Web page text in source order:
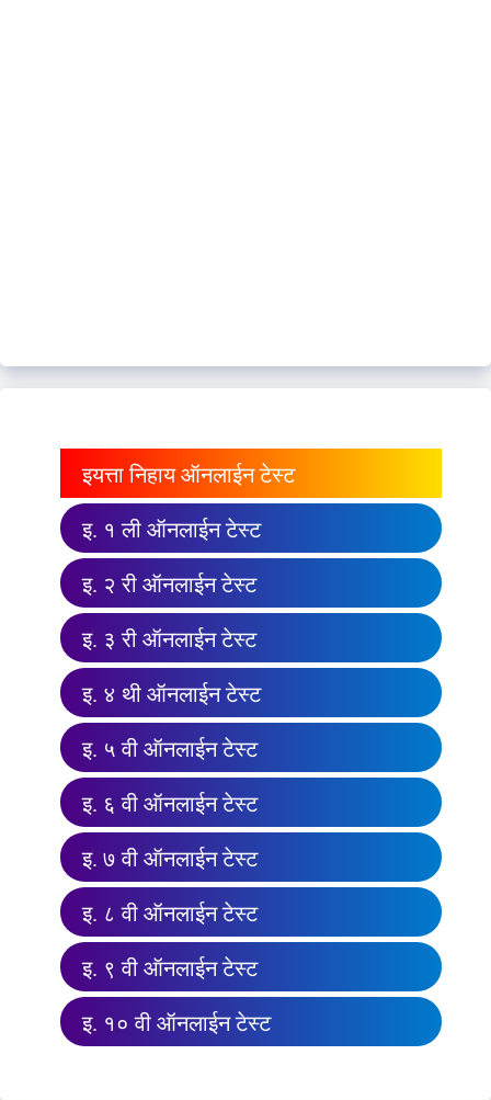
इयत्ता निहाय ऑनलाईन टेस्ट
इ. १ ली ऑनलाईन टेस्ट
इ. २ री ऑनलाईन टेस्ट
इ. ३ री ऑनलाईन टेस्ट
इ. ४ थी ऑनलाईन टेस्ट
इ. ५ वी ऑनलाईन टेस्ट
इ. ६ वी ऑनलाईन टेस्ट
इ. ७ वी ऑनलाईन टेस्ट
इ. ८ वी ऑनलाईन टेस्ट
इ. ९ वी ऑनलाईन टेस्ट
इ. १० वी ऑनलाईन टेस्ट